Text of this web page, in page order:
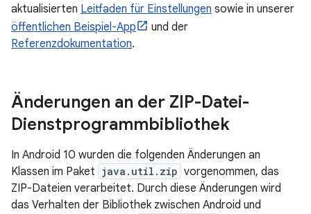
aktualisierten Leitfaden für Einstellungen sowie in unserer
öffentlichen Beispiel-App
und der
Referenzdokumentation.
Änderungen an der ZIP-Datei-
Dienstprogrammbibliothek
In Android 10 wurden die folgenden Änderungen an
Klassen im Paket java.util.zip vorgenommen, das
ZIP-Dateien verarbeitet. Durch diese Änderungen wird
das Verhalten der Bibliothek zwischen Android und